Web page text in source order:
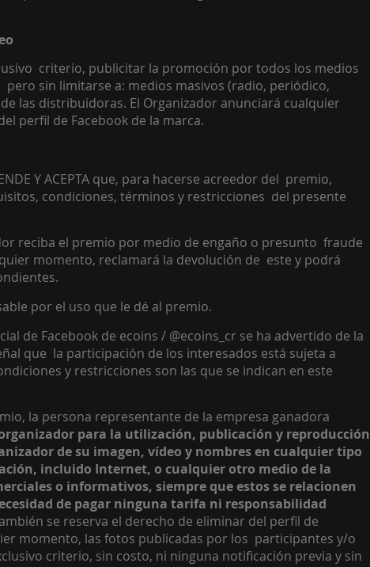
criterio, publicitar la promoción por todos los medios
pero sin limitarse a: medios masivos (radio, periódico,
las distribuidoras. El Organizador anunciará cualquier
perfil de Facebook de la marca.
Y ACEPTA que, para hacerse acreedor del  premio,
condiciones, términos y restricciones  del presente
reciba el premio por medio de engaño o presunto  fraude
momento, reclamará la devolución de  este y podrá
por el uso que le dé al premio.
de Facebook de ecoins / @ecoins_cr se ha advertido de la
que  la participación de los interesados está sujeta a
y restricciones son las que se indican en este
la persona representante de la empresa ganadora
para la utilización, publicación y reproducción
de su imagen, vídeo y nombres en cualquier tipo
incluido Internet, o cualquier otro medio de la
o informativos, siempre que estos se relacionen
de pagar ninguna tarifa ni responsabilidad
se reserva el derecho de eliminar del perfil de
momento, las fotos publicadas por los  participantes y/o
criterio, sin costo, ni ninguna notificación previa y sin